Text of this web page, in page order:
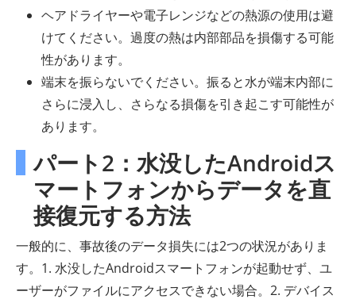
ヘアドライヤーや電子レンジなどの熱源の使用は避
けてください。過度の熱は内部部品を損傷する可能
性があります。
端末を振らないでください。振ると水が端末内部に
さらに浸入し、さらなる損傷を引き起こす可能性が
あります。
パート2：水没したAndroidス
マートフォンからデータを直
接復元する方法
一般的に、事故後のデータ損失には2つの状況がありま
す。1. 水没したAndroidスマートフォンが起動せず、ユ
ーザーがファイルにアクセスできない場合。2. デバイス